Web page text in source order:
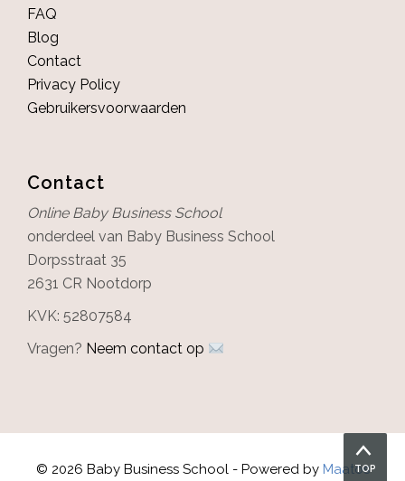
FAQ
Blog
Contact
Privacy Policy
Gebruikersvoorwaarden
Contact
Online Baby Business School
onderdeel van Baby Business School
Dorpsstraat 35
2631 CR Nootdorp
KVK: 52807584
Vragen? Neem contact op
TOP
© 2026 Baby Business School - Powered by Maatos